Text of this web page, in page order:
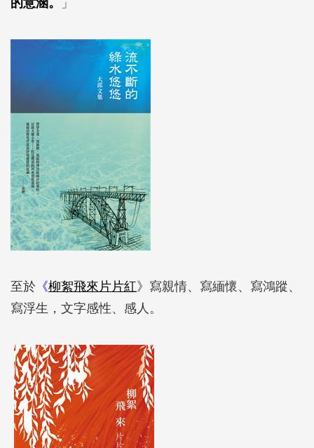
至於 《柳絮飛來片片紅》寫親情、寫緬懷、寫鴻蹤、
寫浮生，文字感性、感人。